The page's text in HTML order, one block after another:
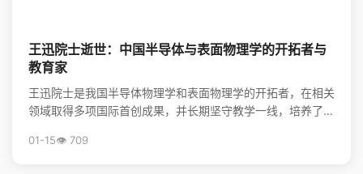
王迅院士逝世：中国半导体与表面物理学的开拓者与
教育家
王迅院士是我国半导体物理学和表面物理学的开拓者，在相关
领域取得多项国际首创成果，并长期坚守教学一线，培养了大
01-15👁️ 709